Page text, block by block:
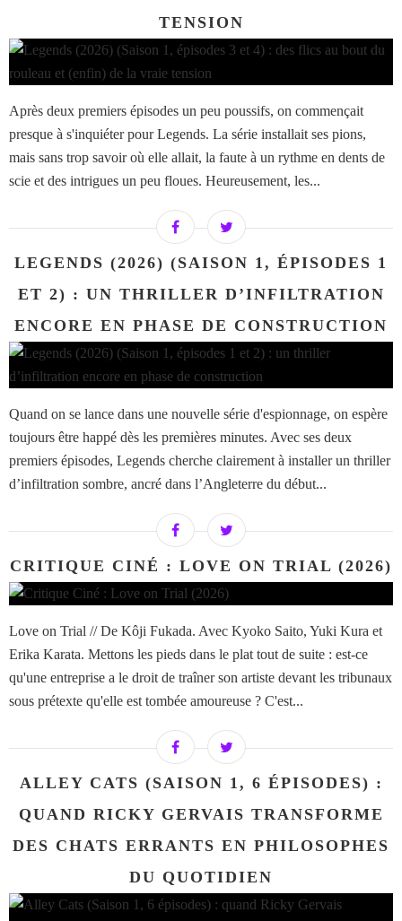
TENSION
Après deux premiers épisodes un peu poussifs, on commençait
presque à s'inquiéter pour Legends. La série installait ses pions,
mais sans trop savoir où elle allait, la faute à un rythme en dents de
scie et des intrigues un peu floues. Heureusement, les...
LEGENDS (2026) (SAISON 1, ÉPISODES 1
ET 2) : UN THRILLER D’INFILTRATION
ENCORE EN PHASE DE CONSTRUCTION
Quand on se lance dans une nouvelle série d'espionnage, on espère
toujours être happé dès les premières minutes. Avec ses deux
premiers épisodes, Legends cherche clairement à installer un thriller
d’infiltration sombre, ancré dans l’Angleterre du début...
CRITIQUE CINÉ : LOVE ON TRIAL (2026)
Love on Trial // De Kôji Fukada. Avec Kyoko Saito, Yuki Kura et
Erika Karata. Mettons les pieds dans le plat tout de suite : est-ce
qu'une entreprise a le droit de traîner son artiste devant les tribunaux
sous prétexte qu'elle est tombée amoureuse ? C'est...
ALLEY CATS (SAISON 1, 6 ÉPISODES) :
QUAND RICKY GERVAIS TRANSFORME
DES CHATS ERRANTS EN PHILOSOPHES
DU QUOTIDIEN